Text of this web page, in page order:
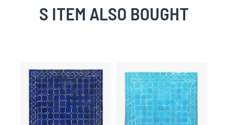
S ITEM ALSO BOUGHT
carousel